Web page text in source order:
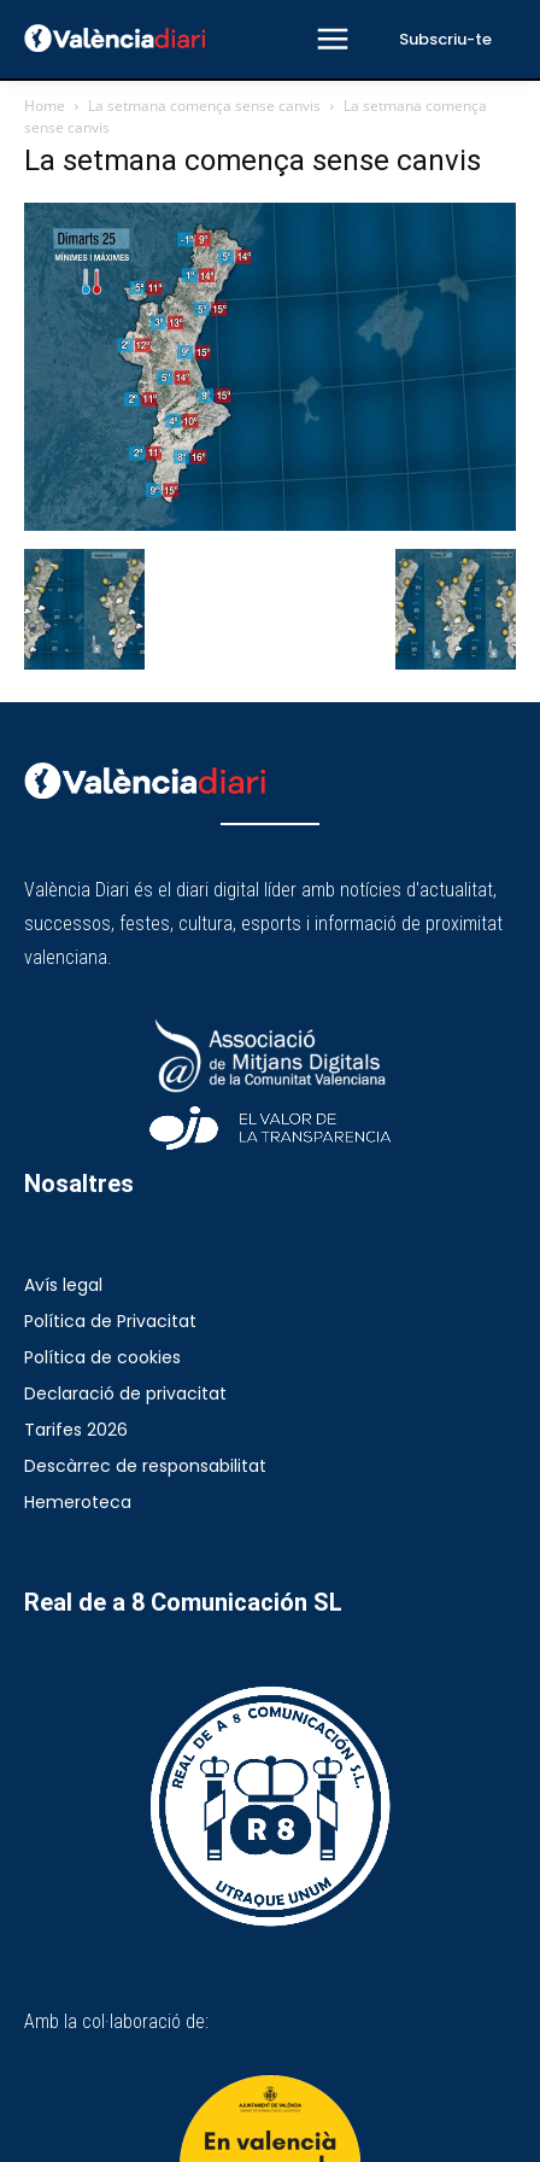
Subscriu-te
Home La setmana comença sense canvis
La setmana comença
sense canvis
La setmana comença sense canvis
València Diari és el diari digital líder amb notícies d'actualitat,
successos, festes, cultura, esports i informació de proximitat
valenciana.
Nosaltres
Avís legal
Política de Privacitat
Política de cookies
Declaració de privacitat
Tarifes 2026
Descàrrec de responsabilitat
Hemeroteca
Real de a 8 Comunicación SL
Amb la col·laboració de: